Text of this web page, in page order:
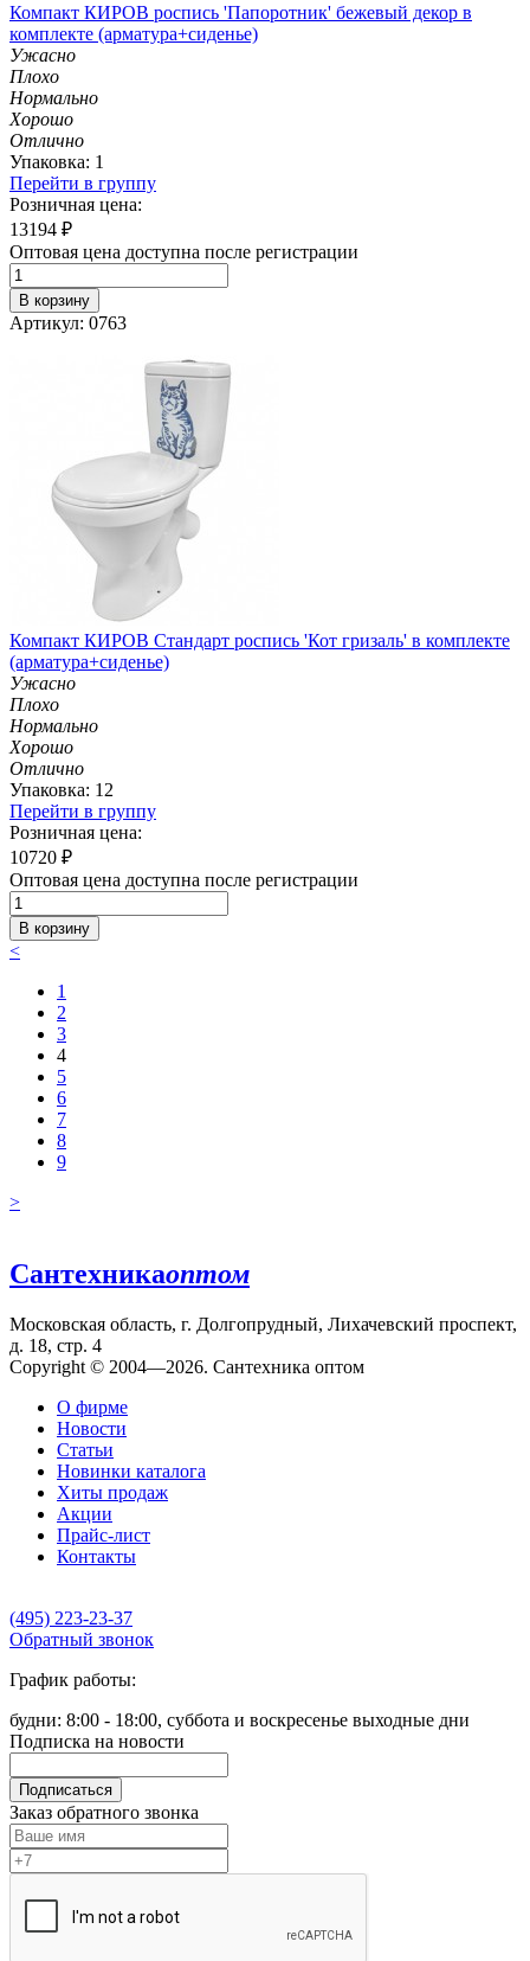
Компакт КИРОВ роспись 'Папоротник' бежевый декор в
комплекте (арматура+сиденье)
Ужасно
Плохо
Нормально
Хорошо
Отлично
Упаковка: 1
Перейти в группу
Розничная цена:
13194 ₽
Оптовая цена доступна после регистрации
В корзину
Артикул: 0763
Компакт КИРОВ Стандарт роспись 'Кот гризаль' в комплекте
(арматура+сиденье)
Ужасно
Плохо
Нормально
Хорошо
Отлично
Упаковка: 12
Перейти в группу
Розничная цена:
10720 ₽
Оптовая цена доступна после регистрации
В корзину
<
1
2
3
4
5
6
7
8
9
>
Сантехникаоптом
Московская область, г. Долгопрудный, Лихачевский проспект,
д. 18, стр. 4
Copyright © 2004—2026. Сантехника оптом
О фирме
Новости
Статьи
Новинки каталога
Хиты продаж
Акции
Прайс-лист
Контакты
(495) 223-23-37
Обратный звонок
График работы:
будни: 8:00 - 18:00, суббота и воскресенье выходные дни
Подписка на новости
Подписаться
Заказ обратного звонка